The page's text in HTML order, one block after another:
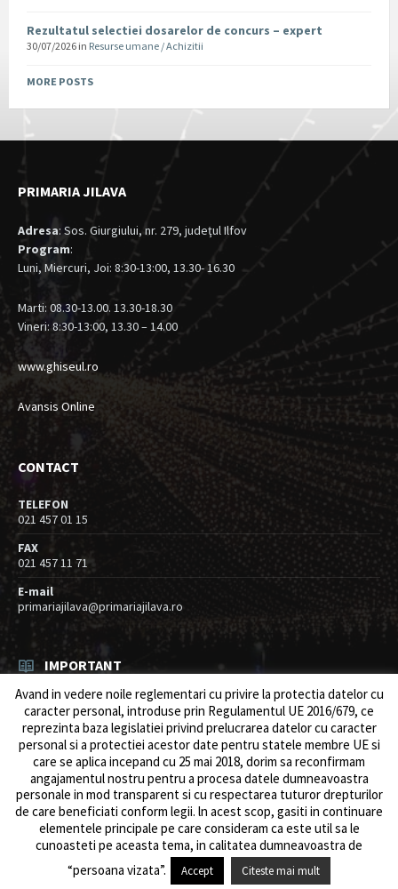
Rezultatul selectiei dosarelor de concurs – expert
30/07/2026 in Resurse umane / Achizitii
MORE POSTS
PRIMARIA JILAVA
Adresa: Sos. Giurgiului, nr. 279, judeţul Ilfov
Program:
Luni, Miercuri, Joi: 8:30-13:00, 13.30- 16.30
Marti: 08.30-13.00. 13.30-18.30
Vineri: 8:30-13:00, 13.30 – 14.00
www.ghiseul.ro
Avansis Online
CONTACT
TELEFON
021 457 01 15
FAX
021 457 11 71
E-mail
primariajilava@primariajilava.ro
IMPORTANT
Rezultat concurs expert – proba scrisa
06/08/2026 inResurse umane / Achizitii
Anunt concurs
05/08/2026 Resurse umane / Achizitii
© 2026 Primăria Comunei Jilava. Dev byows.ro
Avand in vedere noile reglementari cu privire la protectia datelor cu
caracter personal, introduse prin Regulamentul UE 2016/679, ce
reprezinta baza legislatiei privind prelucrarea datelor cu caracter
personal si a protectiei acestor date pentru statele membre UE si
care se aplica incepand cu 25 mai 2018, dorim sa reconfirmam
angajamentul nostru pentru a procesa datele dumneavoastra
personale in mod transparent si cu respectarea tuturor drepturilor
de care beneficiati conform legii. ln acest scop, gasiti in continuare
elementele principale pe care consideram ca este util sa le
cunoasteti pe aceasta tema, in calitatea dumneavoastra de
“persoana vizata”.
Accept Citeste mai mult